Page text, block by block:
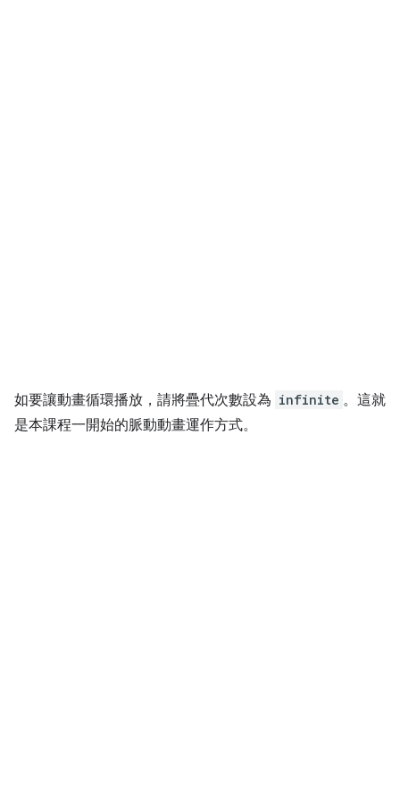
如要讓動畫循環播放，請將疊代次數設為 infinite 。這就
是本課程一開始的脈動動畫運作方式。